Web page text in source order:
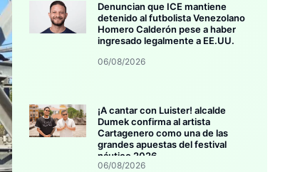
Denuncian que ICE mantiene
detenido al futbolista Venezolano
Homero Calderón pese a haber
ingresado legalmente a EE.UU.
06/08/2026
¡A cantar con Luister! alcalde
Dumek confirma al artista
Cartagenero como una de las
grandes apuestas del festival
náutico 2026
06/08/2026